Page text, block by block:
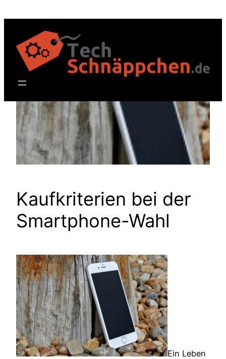
springen
Kaufkriterien bei der
Smartphone-Wahl
Ein Leben